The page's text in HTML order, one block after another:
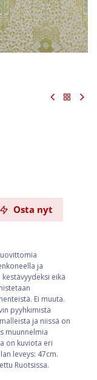
Osta nyt
ja
eikä
Ei muuta.
pyyhkimistä
ja niissä on
muunnelmia
on kuviota eri
leveys: 47cm.
Ruotsissa.